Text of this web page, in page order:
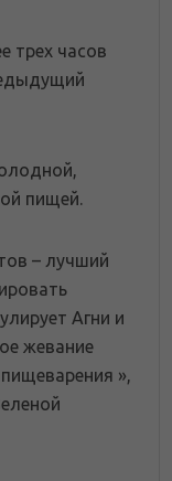
часов
пищей.
– лучший
Агни и
жевание
»,